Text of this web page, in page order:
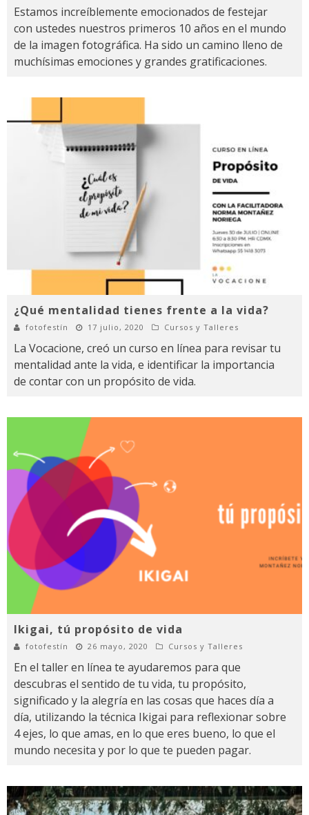
Estamos increíblemente emocionados de festejar
con ustedes nuestros primeros 10 años en el mundo
de la imagen fotográfica. Ha sido un camino lleno de
muchísimas emociones y grandes gratificaciones.
¿Qué mentalidad tienes frente a la vida?
fotofestín 17 julio, 2020 Cursos y Talleres
La Vocacione, creó un curso en línea para revisar tu
mentalidad ante la vida, e identificar la importancia
de contar con un propósito de vida.
Ikigai, tú propósito de vida
fotofestín 26 mayo, 2020 Cursos y Talleres
En el taller en línea te ayudaremos para que
descubras el sentido de tu vida, tu propósito,
significado y la alegría en las cosas que haces día a
día, utilizando la técnica Ikigai para reflexionar sobre
4 ejes, lo que amas, en lo que eres bueno, lo que el
mundo necesita y por lo que te pueden pagar.